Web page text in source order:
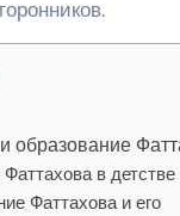
образование
в детстве
Фаттахова и его